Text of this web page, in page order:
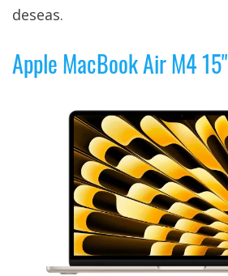
deseas.
Apple MacBook Air M4 15"